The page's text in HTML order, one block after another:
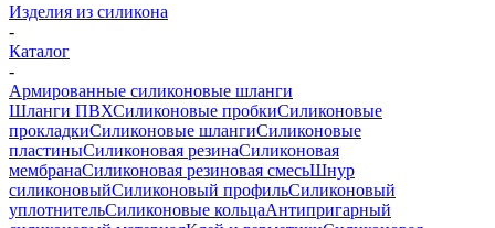
Изделия из силикона
-
Каталог
-
Армированные силиконовые шланги
Шланги ПВХСиликоновые пробкиСиликоновые
прокладкиСиликоновые шлангиСиликоновые
пластиныСиликоновая резинаСиликоновая
мембранаСиликоновая резиновая смесьШнур
силиконовыйСиликоновый профильСиликоновый
уплотнительСиликоновые кольцаАнтипригарный